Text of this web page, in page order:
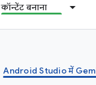
कॉन्टेंट बनाना
Android Studio में